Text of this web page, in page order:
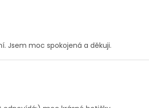
Jsem moc spokojená a děkuji.